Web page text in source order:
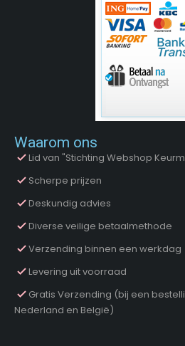
Waarom ons
Lid van "Stichting Webshop
Scherpe prijzen
Deskundig advies
Diverse veilige betaalmethode
Verzending binnen een werkdag
Levering uit voorraad
Gratis Verzending (bij een
Nederland en België)